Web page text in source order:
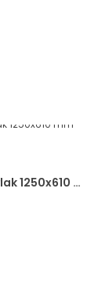
Etagewagen 4395 Met 4 Etages, Laadvlak 1250x610 Mm